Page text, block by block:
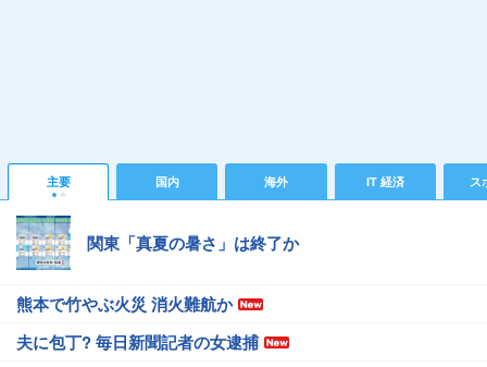
主要 国内 海外 IT 経済 ス
関東「真夏の暑さ」は終了か
熊本で竹やぶ火災 消火難航か
夫に包丁? 毎日新聞記者の女逮捕